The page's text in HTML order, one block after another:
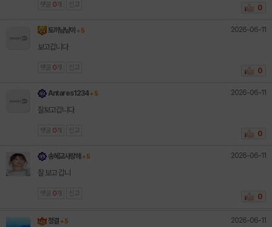
댓글 0 개 신고 0
토끼냥냥이 + 5 2026-06-11
보고갑니다
댓글 0 개 신고 0
Antares1234 + 5 2026-06-11
잘보고갑니다
댓글 0 개 신고 0
송혜교사랑해 + 5 2026-06-11
잘 보고 갑니
댓글 0 개 신고 0
청결 + 5 2026-06-11